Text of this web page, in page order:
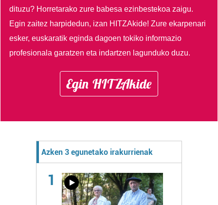
dituzu? Horretarako zure babesa ezinbestekoa zaigu.
Egin zaitez harpidedun, izan HITZAkide!Zure ekarpenari
esker, euskaratik eginda dagoen tokiko informazio
profesionala garatzen eta indartzen lagunduko duzu.
Egin HITZAkide
Azken 3 egunetako irakurrienak
1